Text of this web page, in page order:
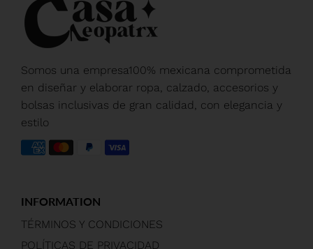
Somos una empresa100% mexicana comprometida
en diseñar y elaborar ropa, calzado, accesorios y
bolsas inclusivas de gran calidad, con elegancia y
estilo
INFORMATION
TÉRMINOS Y CONDICIONES
POLÍTICAS DE PRIVACIDAD